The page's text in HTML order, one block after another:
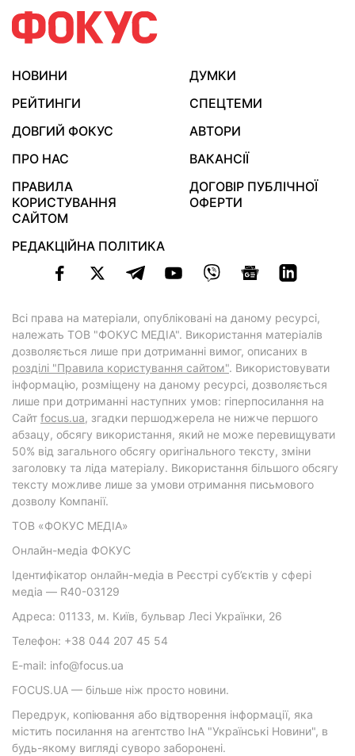
НОВИНИ
ДУМКИ
РЕЙТИНГИ
СПЕЦТЕМИ
ДОВГИЙ ФОКУС
АВТОРИ
ПРО НАС
ВАКАНСІЇ
ПРАВИЛА
КОРИСТУВАННЯ
САЙТОМ
ДОГОВІР ПУБЛІЧНОЇ
ОФЕРТИ
РЕДАКЦІЙНА ПОЛІТИКА
Всі права на матеріали, опубліковані на даному ресурсі,
належать ТОВ "ФОКУС МЕДІА". Використання матеріалів
дозволяється лише при дотриманні вимог, описаних в
розділі "Правила користування сайтом". Використовувати
інформацію, розміщену на даному ресурсі, дозволяється
лише при дотриманні наступних умов: гіперпосилання на
Cайт focus.ua, згадки першоджерела не нижче першого
абзацу, обсягу використання, який не може перевищувати
50% від загального обсягу оригінального тексту, зміни
заголовку та ліда матеріалу. Використання більшого обсягу
тексту можливе лише за умови отримання письмового
дозволу Компанії.
ТОВ «ФОКУС МЕДІА»
Онлайн-медіа ФОКУС
Ідентифікатор онлайн-медіа в Реєстрі суб’єктів у сфері
медіа — R40-03129
Адреса: 01133, м. Київ, бульвар Лесі Українки, 26
Телефон: +38 044 207 45 54
E-mail: info@focus.ua
FOCUS.UA — більше ніж просто новини.
Передрук, копіювання або відтворення інформації, яка
містить посилання на агентство ІнА "Українські Новини", в
будь-якому вигляді суворо заборонені.